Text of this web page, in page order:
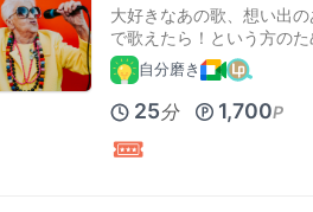
大好きなあの歌、想い出
で歌えたら！という方のた
自分磨き
25分 1,700P